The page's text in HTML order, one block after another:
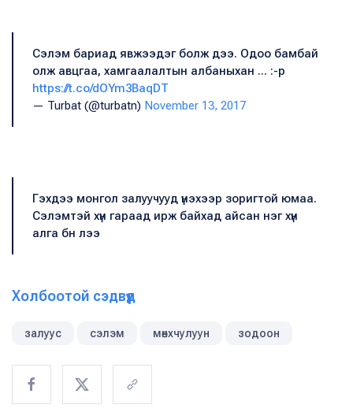
Сэлэм бариад явжээдэг болж дээ. Одоо бамбай
олж авцгаа, хамгаалалтын албаныхан ... :-p
https://t.co/dOYm3BaqDT
— Turbat (@turbatn) November 13, 2017
Гэхдээ монгол залуучууд үнэхээр зоригтой юмаа.
Сэлэмтэй хүн гараад ирж байхад айсан нэг хүн
алга бн лээ
Холбоотой сэдвүүд
залуус сэлэм мөнхчулуун зодоон